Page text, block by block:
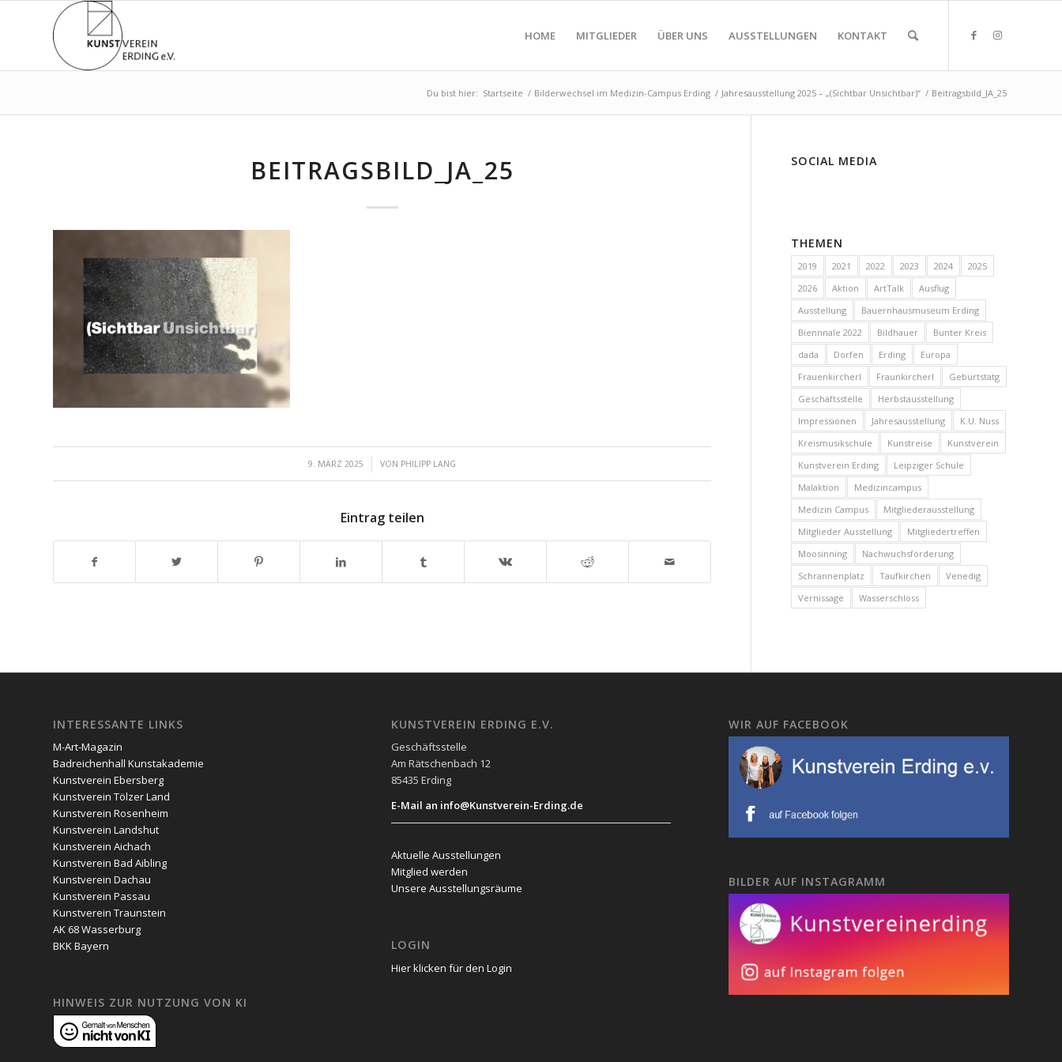
HOME MITGLIEDER ÜBER UNS AUSSTELLUNGEN KONTAKT
Du bist hier: Startseite / Bilderwechsel im Medizin-Campus Erding / Jahresausstellung 2025 – „(Sichtbar Unsichtbar)“ / Beitragsbild_JA_25
BEITRAGSBILD_JA_25
9. MÄRZ 2025
/ VON PHILIPP LANG
Eintrag teilen
SOCIAL MEDIA
THEMEN
2019 2021 2022 2023 2024
2025
2026
Aktion ArtTalk
Ausflug
Ausstellung
Bauernhausmuseum Erding
Biennnale 2022
Bildhauer
Bunter Kreis
dada
Dorfen Erding
Europa
Frauenkircherl
Fraunkircherl
Geburtstatg
Geschäftsstelle
Herbstausstellung
Impressionen
Jahresausstellung
K.U. Nuss
Kreismusikschule
Kunstreise
Kunstverein
Kunstverein Erding
Leipziger Schule
Malaktion
Medizincampus
Medizin Campus
Mitgliederausstellung
Mitglieder Ausstellung
Mitgliedertreffen
Moosinning
Nachwuchsförderung
Schrannenplatz
Taufkirchen
Venedig
Vernissage
Wasserschloss
INTERESSANTE LINKS
M-Art-Magazin
Badreichenhall Kunstakademie
Kunstverein Ebersberg
Kunstverein Tölzer Land
Kunstverein Rosenheim
Kunstverein Landshut
Kunstverein Aichach
Kunstverein Bad Aibling
Kunstverein Dachau
Kunstverein Passau
Kunstverein Traunstein
AK 68 Wasserburg
BKK Bayern
HINWEIS ZUR NUTZUNG VON KI
KUNSTVEREIN ERDING E.V.
Geschäftsstelle
Am Rätschenbach 12
85435 Erding
E-Mail an info@Kunstverein-Erding.de
Aktuelle Ausstellungen
Mitglied werden
Unsere Ausstellungsräume
LOGIN
Hier klicken für den Login
WIR AUF FACEBOOK
BILDER AUF INSTAGRAMM